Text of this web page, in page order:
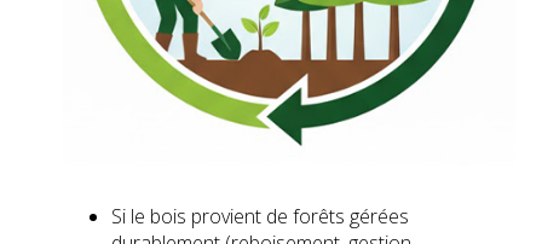
Si le bois provient de forêts gérées